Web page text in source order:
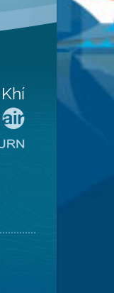
Trang
Không
(Không